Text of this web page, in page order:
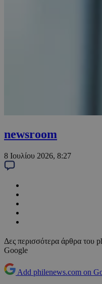
newsroom
8 Ιουλίου 2026, 8:27
Δες περισσότερα άρθρα του
Google
Add philenews.com on